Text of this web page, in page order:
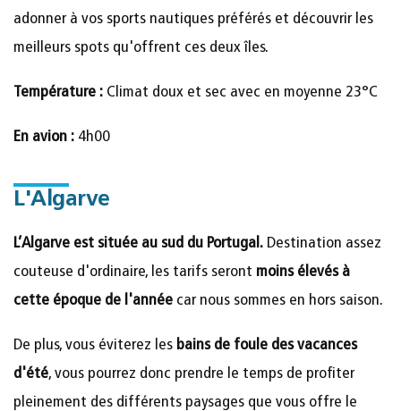
adonner à vos sports nautiques préférés et découvrir les
meilleurs spots qu'offrent ces deux îles.
Température : Climat doux et sec avec en moyenne 23°C
En avion : 4h00
L'Algarve
L’Algarve est située au sud du Portugal. Destination assez
couteuse d'ordinaire, les tarifs seront moins élevés à
cette époque de l'année car nous sommes en hors saison.
De plus, vous éviterez les bains de foule des vacances
d'été, vous pourrez donc prendre le temps de profiter
pleinement des différents paysages que vous offre le